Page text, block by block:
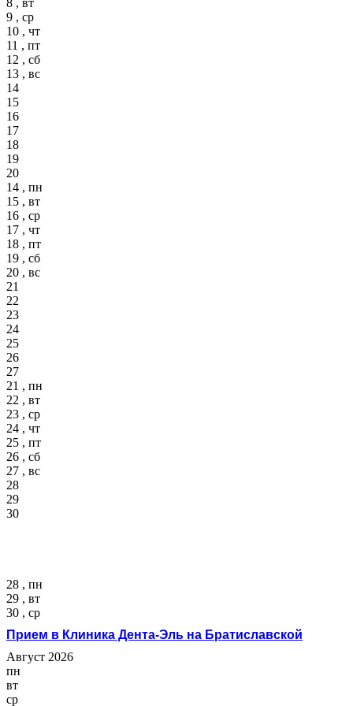
9 , ср
10 , чт
11 , пт
12 , сб
13 , вс
14
15
16
17
18
19
20
14 , пн
15 , вт
16 , ср
17 , чт
18 , пт
19 , сб
20 , вс
21
22
23
24
25
26
27
21 , пн
22 , вт
23 , ср
24 , чт
25 , пт
26 , сб
27 , вс
28
29
30
28 , пн
29 , вт
30 , ср
Прием в Клиника Дента-Эль на Братиславской
Август 2026
пн
вт
ср